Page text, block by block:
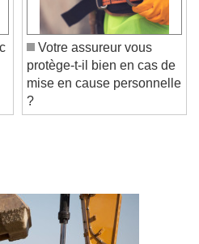
Votre assureur vous
protège-t-il bien en cas de
mise en cause personnelle
?